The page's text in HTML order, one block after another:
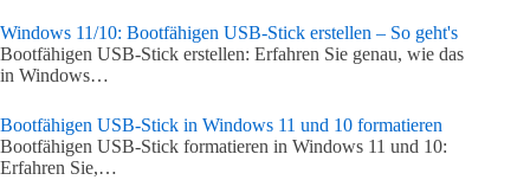
Windows 11/10: Bootfähigen USB-Stick erstellen – So geht's
Bootfähigen USB-Stick erstellen: Erfahren Sie genau, wie das
in Windows…
Bootfähigen USB-Stick in Windows 11 und 10 formatieren
Bootfähigen USB-Stick formatieren in Windows 11 und 10:
Erfahren Sie,…